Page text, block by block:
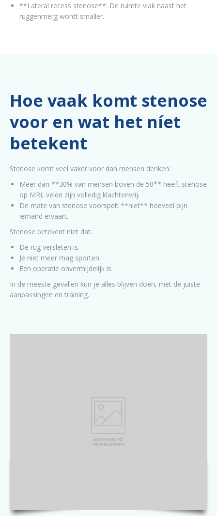
**Lateral recess stenose**: De ruimte vlak naast het
ruggenmerg wordt smaller.
Hoe vaak komt stenose
voor en wat het níet
betekent
Stenose komt veel vaker voor dan mensen denken:
Meer dan **30% van mensen boven de 50** heeft stenose
op MRI, velen zijn volledig klachtenvrij.
De mate van stenose voorspelt **niet** hoeveel pijn
iemand ervaart.
Stenose betekent níet dat:
De rug versleten is.
Je niet meer mag sporten.
Een operatie onvermijdelijk is.
In de meeste gevallen kun je alles blijven doen, met de juiste
aanpassingen en training.